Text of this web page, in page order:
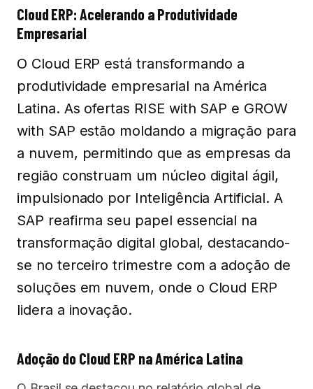
Cloud ERP: Acelerando a Produtividade
Empresarial
O Cloud ERP está transformando a
produtividade empresarial na América
Latina. As ofertas RISE with SAP e GROW
with SAP estão moldando a migração para
a nuvem, permitindo que as empresas da
região construam um núcleo digital ágil,
impulsionado por Inteligência Artificial. A
SAP reafirma seu papel essencial na
transformação digital global, destacando-
se no terceiro trimestre com a adoção de
soluções em nuvem, onde o Cloud ERP
lidera a inovação.
Adoção do Cloud ERP na América Latina